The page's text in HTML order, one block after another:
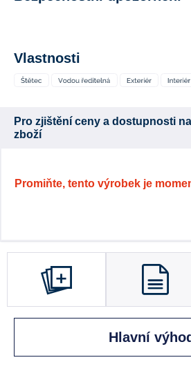
Vlastnosti
Pro zjištění ceny a dostupnosti
zboží
Promiňte, tento výrobek je
Hlavní